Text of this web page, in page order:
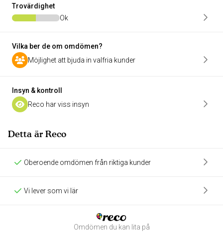
Trovärdighet
Ok
Vilka ber de om omdömen?
Möjlighet att bjuda in valfria kunder
Insyn & kontroll
Reco har viss insyn
Detta är Reco
Oberoende omdömen från riktiga kunder
Vi lever som vi lär
Omdömen du kan lita på